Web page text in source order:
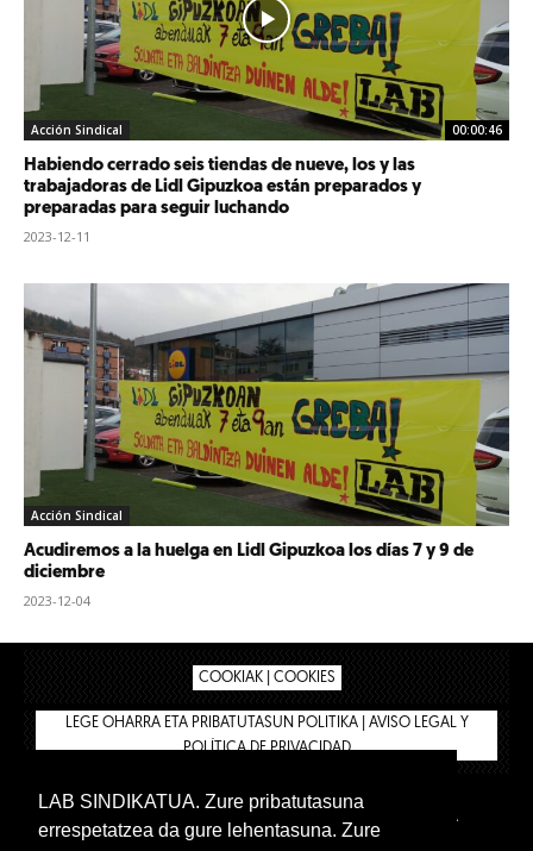
Acción Sindical 00:00:46
Habiendo cerrado seis tiendas de nueve, los y las
trabajadoras de Lidl Gipuzkoa están preparados y
preparadas para seguir luchando
2023-12-11
Acción Sindical
Acudiremos a la huelga en Lidl Gipuzkoa los días 7 y 9 de
diciembre
2023-12-04
COOKIAK | COOKIES
LEGE OHARRA ETA PRIBATUTASUN POLITIKA | AVISO LEGAL Y
POLÍTICA DE PRIVACIDAD
BIZILAN.EUS
TIENDA
INTRANET 🔑
Euskera Castellano
LAB SINDIKATUA. Zure pribatutasuna
errespetatzea da gure lehentasuna. Zure